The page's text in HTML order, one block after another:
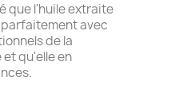
que l'huile extraite
avec
de la
qu'elle en